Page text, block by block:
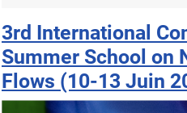
3rd International
Summer School on
Flows (10-13 Juin